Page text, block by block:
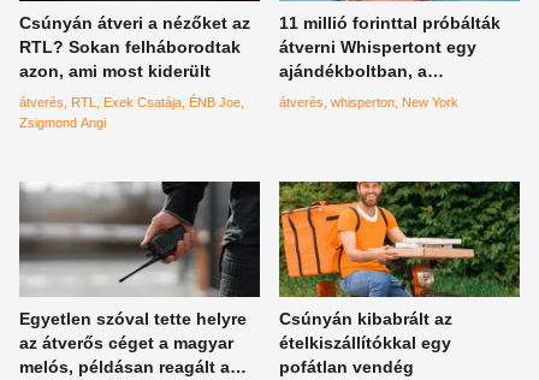
Csúnyán átveri a nézőket az
RTL? Sokan felháborodtak
azon, ami most kiderült
átverés RTL Exek Csatája ÉNB Joe
Zsigmond Angi
11 millió forinttal próbálták
átverni Whispertont egy
ajándékboltban, a
bankkártyájára utaztak
átverés whisperton New York
Egyetlen szóval tette helyre
az átverős céget a magyar
melós, példásan reagált a
Csúnyán kibabrált az
ételkiszállítókkal egy
pofátlan vendég